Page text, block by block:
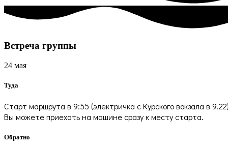
Встреча группы
24 мая
Туда
Старт маршрута в 9:55 (электричка с Курского вокзала в
Вы можете приехать на машине сразу к месту старта.
Обратно